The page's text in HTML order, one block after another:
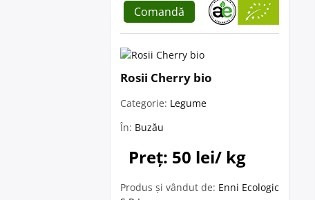
Comandă
Rosii Cherry bio
Categorie: Legume
În: Buzău
Preț: 50 lei/ kg
Produs și vândut de: Enni Ecologic